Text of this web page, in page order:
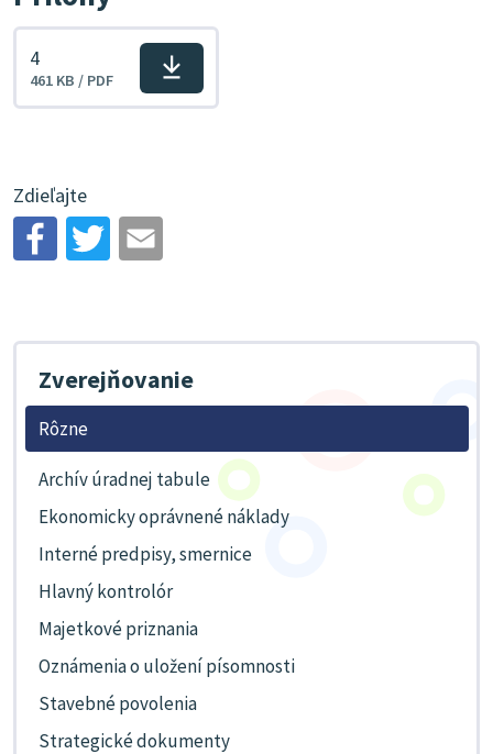
Stiahnuť
4
461 KB / PDF
Zdieľajte
Zverejňovanie
Rôzne
Archív úradnej tabule
Ekonomicky oprávnené náklady
Interné predpisy, smernice
Hlavný kontrolór
Majetkové priznania
Oznámenia o uložení písomnosti
Stavebné povolenia
Strategické dokumenty